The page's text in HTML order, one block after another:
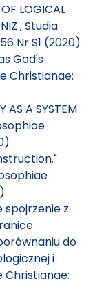
LOGICAL
,Studia
Nr S1 (2020)
God's
Christianae:
AS A SYSTEM
spojrzenie z
do
i
Christianae: